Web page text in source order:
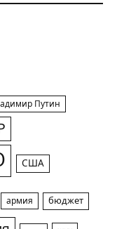
Путин
США
армия бюджет